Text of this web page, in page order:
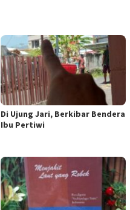
Di Ujung Jari, Berkibar Bendera
Ibu Pertiwi